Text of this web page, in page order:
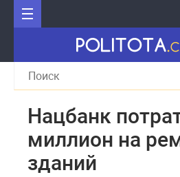
Нацбанк
миллион на
зданий